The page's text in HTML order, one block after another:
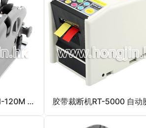
不干胶标签分离机LSH-120M 鸿锦不干胶标签分离机